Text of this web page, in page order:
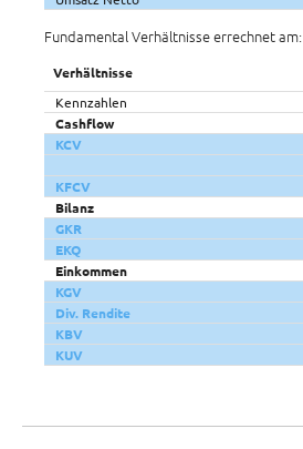
Fundamental Verhältnisse errechnet am:
Verhältnisse
Kennzahlen
Cashflow
KCV
KFCV
Bilanz
GKR
EKQ
Einkommen
KGV
Div. Rendite
KBV
KUV